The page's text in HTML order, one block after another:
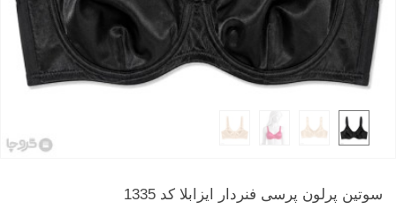
سوتین پرلون پرسی فنردار ایزابلا کد 1335